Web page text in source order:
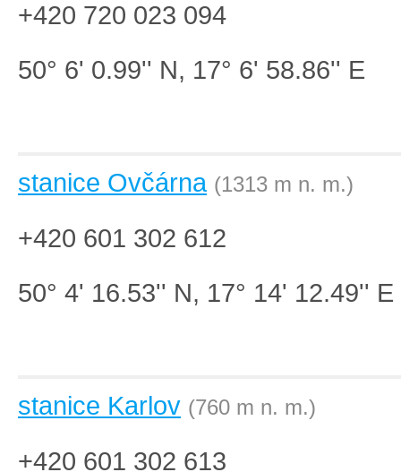
+420 720 023 094
50° 6' 0.99'' N, 17° 6' 58.86'' E
stanice Ovčárna (1313 m n. m.)
+420 601 302 612
50° 4' 16.53'' N, 17° 14' 12.49'' E
stanice Karlov (760 m n. m.)
+420 601 302 613